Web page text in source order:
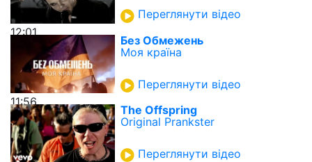
12:01
Переглянути відео
11:56
Без Обмежень
Моя країна
Переглянути відео
The Offspring
Original Prankster
Переглянути відео